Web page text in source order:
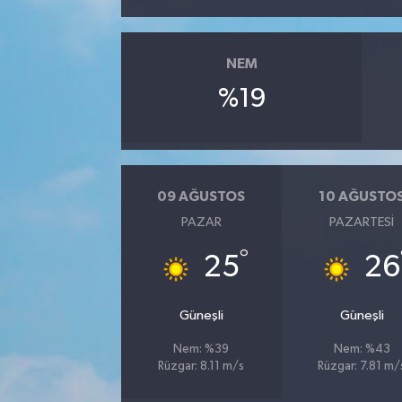
NEM
%19
09 AĞUSTOS
PAZAR
25°
Güneşli
Nem: %39
Rüzgar: 8.11 m/s
10
PAZARTESI
26
Güneşli
Nem: %43
Rüzgar: 7.81 m/
TÜRKİYE'DE TREND HABERLER